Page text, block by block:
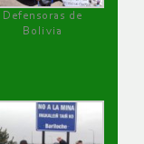
Defensoras de
Bolivia